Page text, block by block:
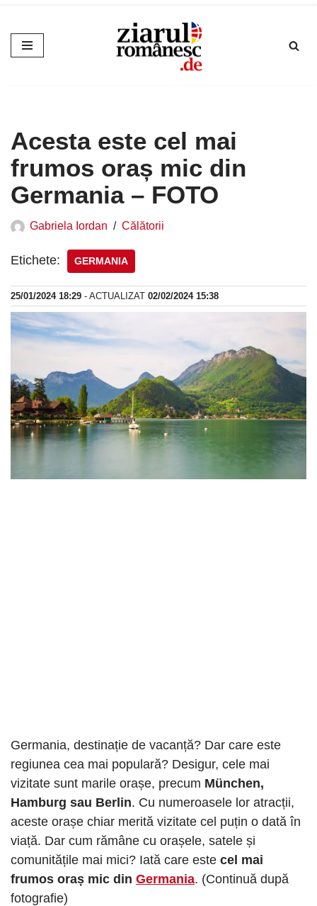
Sari
la
Acesta este cel mai
frumos oraș mic din
Germania – FOTO
Gabriela Iordan Călătorii
Etichete: GERMANIA
25/01/2024 18:29 - ACTUALIZAT 02/02/2024 15:38
Germania, destinație de vacanță? Dar care este
regiunea cea mai populară? Desigur, cele mai
vizitate sunt marile orașe, precum München,
Hamburg sau Berlin. Cu numeroasele lor atracții,
aceste orașe chiar merită vizitate cel puțin o dată în
viață. Dar cum rămâne cu orașele, satele și
comunitățile mai mici? Iată care este cel mai
frumos oraș mic din Germania. (Continuă după
fotografie)